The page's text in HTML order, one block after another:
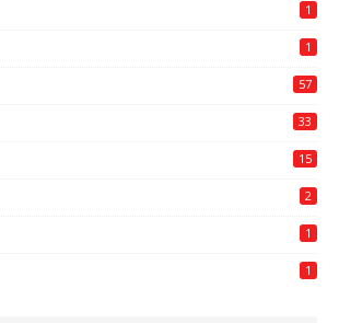
1
1
57
33
15
2
1
1